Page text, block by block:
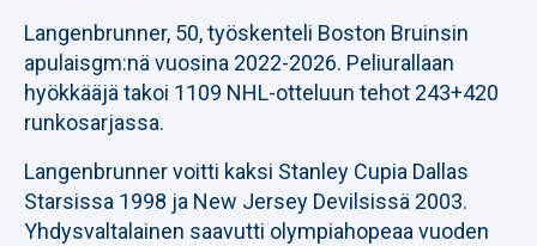
Langenbrunner, 50, työskenteli Boston Bruinsin
apulaisgm:nä vuosina 2022-2026. Peliurallaan
hyökkääjä takoi 1109 NHL-otteluun tehot 243+420
runkosarjassa.
Langenbrunner voitti kaksi Stanley Cupia Dallas
Starsissa 1998 ja New Jersey Devilsissä 2003.
Yhdysvaltalainen saavutti olympiahopeaa vuoden